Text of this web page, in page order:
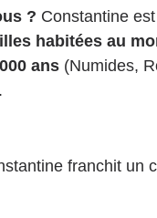
? Constantine est
habitées au
ans(Numides,
franchit un